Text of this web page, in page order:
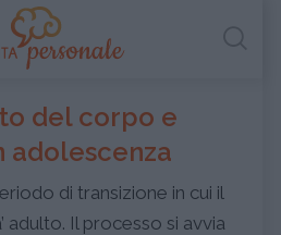
del corpo e
adolescenza
di transizione in cui il
adulto. Il processo si avvia